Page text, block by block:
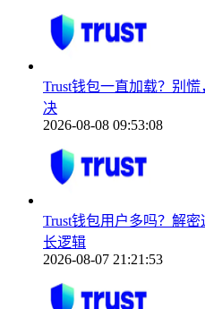
Trust钱包一直加载？别
决
2026-08-08 09:53:08
Trust钱包用户多吗？解
长逻辑
2026-08-07 21:21:53